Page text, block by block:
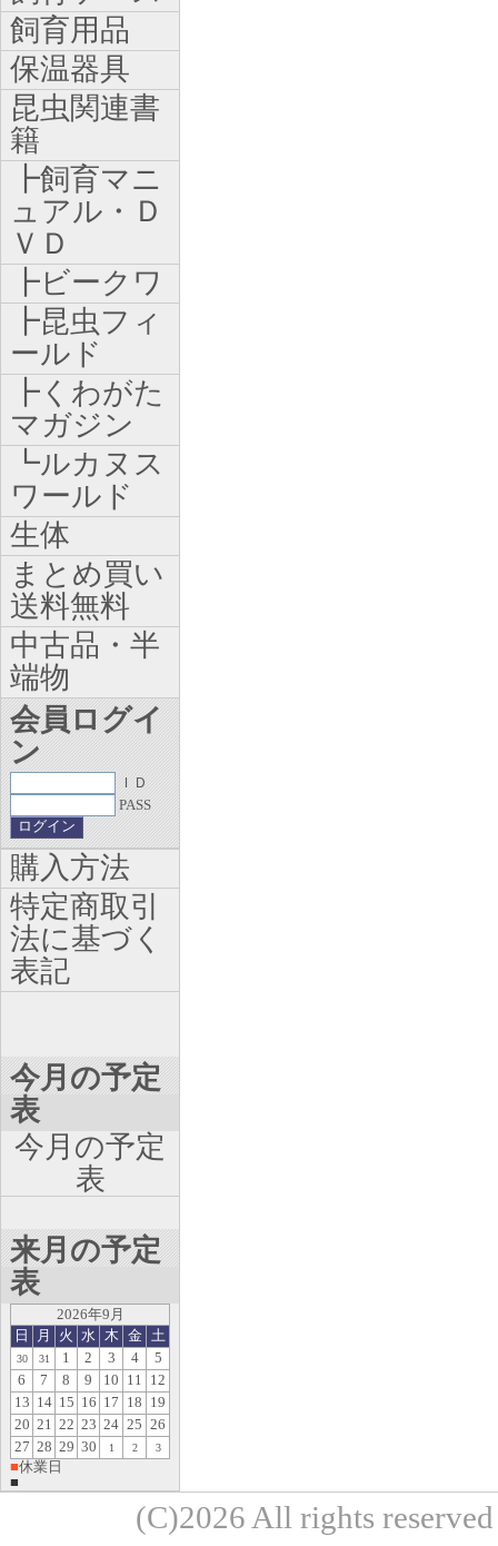
飼育用品
保温器具
昆虫関連書
籍
┣飼育マニ
ュアル・Ｄ
ＶＤ
┣ビークワ
┣昆虫フィ
ールド
┣くわがた
マガジン
┗ルカヌス
ワールド
生体
まとめ買い
送料無料
中古品・半
端物
会員ログイ
ン
ＩＤ
PASS
購入方法
特定商取引
法に基づく
表記
今月の予定
表
今月の予定
表
来月の予定
表
2026年9月
日
月 火 水 木 金 土
30 31 1 2 3 4
5
6
7 8 9 10 11
12
13 14 15 16 17 18 19
20 21 22 23 24 25 26
27 28 29 30 1 2 3
■休業日
■
(C)2026 All rights